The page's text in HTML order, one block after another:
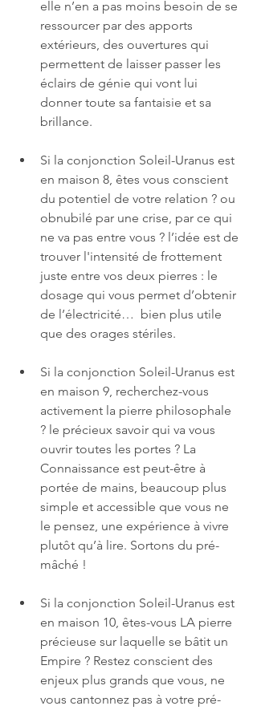
elle n’en a pas moins besoin de se
ressourcer par des apports
extérieurs, des ouvertures qui
permettent de laisser passer les
éclairs de génie qui vont lui
donner toute sa fantaisie et sa
brillance.
Si la conjonction Soleil-Uranus est
en maison 8, êtes vous conscient
du potentiel de votre relation ? ou
obnubilé par une crise, par ce qui
ne va pas entre vous ? l’idée est de
trouver l'intensité de frottement
juste entre vos deux pierres : le
dosage qui vous permet d’obtenir
de l’électricité…  bien plus utile
que des orages stériles.
Si la conjonction Soleil-Uranus est
en maison 9, recherchez-vous
activement la pierre philosophale
? le précieux savoir qui va vous
ouvrir toutes les portes ? La
Connaissance est peut-être à
portée de mains, beaucoup plus
simple et accessible que vous ne
le pensez, une expérience à vivre
plutôt qu’à lire. Sortons du pré-
mâché !
Si la conjonction Soleil-Uranus est
en maison 10, êtes-vous LA pierre
précieuse sur laquelle se bâtit un
Empire ? Restez conscient des
enjeux plus grands que vous, ne
vous cantonnez pas à votre pré-